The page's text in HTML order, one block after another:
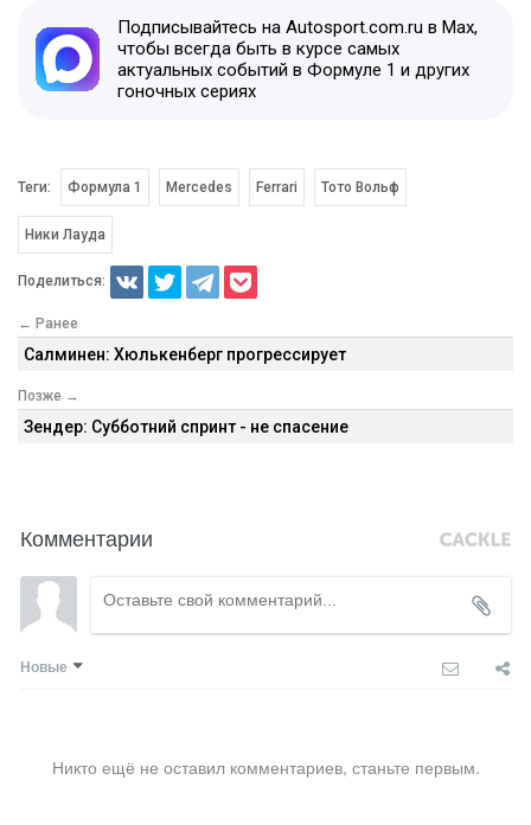
Подписывайтесь на Autosport.com.ru в Max,
чтобы всегда быть в курсе самых
актуальных событий в Формуле 1 и других
гоночных сериях
Теги: Формула 1 Mercedes Ferrari Тото Вольф
Ники Лауда
Поделиться:
← Ранее
Салминен: Хюлькенберг прогрессирует
Позже →
Зендер: Субботний спринт - не спасение
Комментарии
Новые
Никто ещё не оставил комментариев, станьте первым.